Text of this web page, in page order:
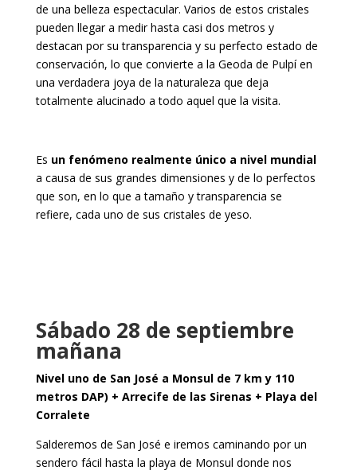
de una belleza espectacular. Varios de estos cristales
pueden llegar a medir hasta casi dos metros y
destacan por su transparencia y su perfecto estado de
conservación, lo que convierte a la Geoda de Pulpí en
una verdadera joya de la naturaleza que deja
totalmente alucinado a todo aquel que la visita.
Es un fenómeno realmente único a nivel mundial
a causa de sus grandes dimensiones y de lo perfectos
que son, en lo que a tamaño y transparencia se
refiere, cada uno de sus cristales de yeso.
Sábado 28 de septiembre
mañana
Nivel uno de San José a Monsul de 7 km y 110
metros DAP) + Arrecife de las Sirenas + Playa del
Corralete
Salderemos de San José e iremos caminando por un
sendero fácil hasta la playa de Monsul donde nos